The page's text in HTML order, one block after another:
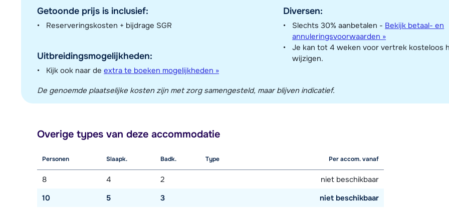
Getoonde prijs is inclusief:
Reserveringskosten + bijdrage SGR
Uitbreidingsmogelijkheden:
Kijk ook naar de extra te boeken mogelijkheden »
Diversen:
Slechts 30% aanbetalen - Bekijk betaal- en
annuleringsvoorwaarden »
Je kan tot 4 weken voor vertrek kosteloos
wijzigen.
De genoemde plaatselijke kosten zijn met zorg samengesteld, maar blijven indicatief.
Overige types van deze accommodatie
Personen Slaapk. Badk. Type Per accom. vanaf
8 4 2
niet beschikbaar
10
5 3 niet beschikbaar